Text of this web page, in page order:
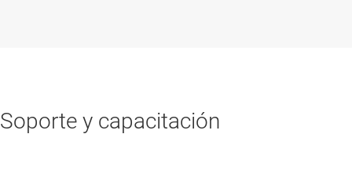
Soporte y capacitación